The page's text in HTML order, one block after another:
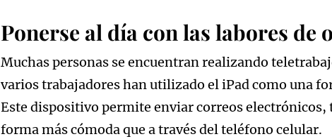
Ponerse al día con las labores de
Muchas personas se encuentran realizando
varios trabajadores han utilizado el iPad como una
Este dispositivo permite enviar correos
forma más cómoda que a través del teléfono celular.